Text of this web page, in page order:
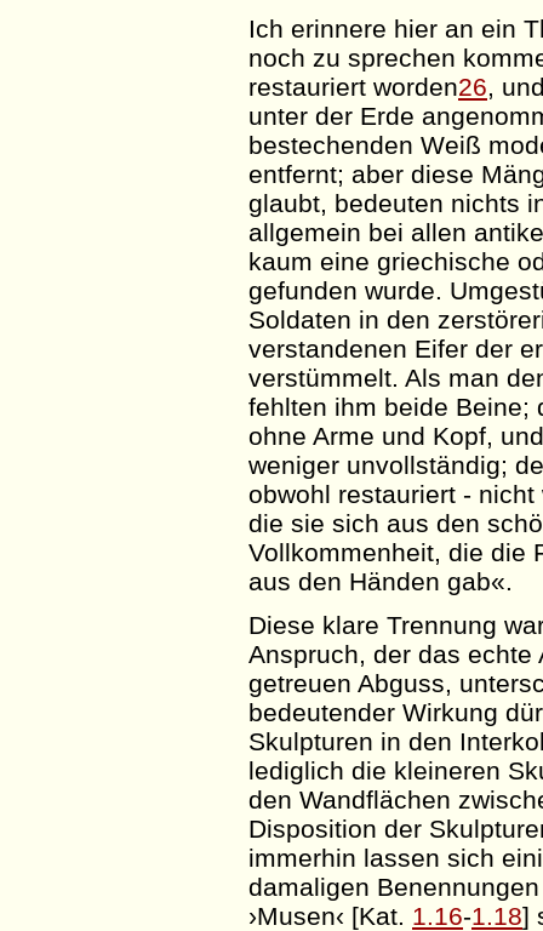
Ich erinnere hier an ein
noch zu sprechen
restauriert worden26,
unter der Erde
bestechenden Weiß
entfernt; aber diese
glaubt, bedeuten nichts
allgemein bei allen
kaum eine griechische
gefunden wurde.
Soldaten in den
verstandenen Eifer der
verstümmelt. Als man
fehlten ihm beide Beine;
ohne Arme und Kopf,
weniger unvollständig;
obwohl restauriert -
die sie sich aus den
Vollkommenheit, die die
aus den Händen gab«.
Diese klare Trennung
Anspruch, der das
getreuen Abguss,
bedeutender Wirkung
Skulpturen in den
lediglich die kleineren
den Wandflächen
Disposition der
immerhin lassen sich
damaligen
›Musen‹ [Kat. 1.16-1.18]